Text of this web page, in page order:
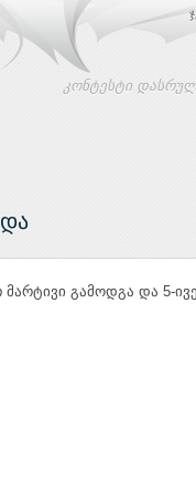
კონტესტი
გამოდგა და 5-ივე